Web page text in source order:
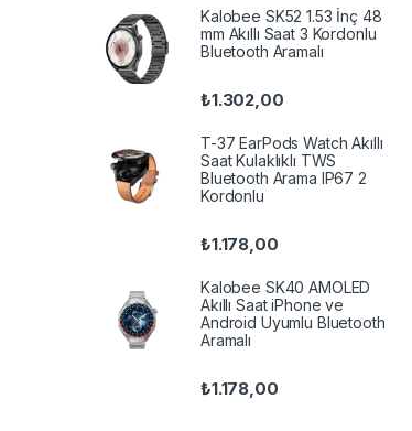
Kalobee SK52 1.53 İnç 48
mm Akıllı Saat 3 Kordonlu
Bluetooth Aramalı
₺1.302,00
T-37 EarPods Watch Akıllı
Saat Kulaklıklı TWS
Bluetooth Arama IP67 2
Kordonlu
₺1.178,00
Kalobee SK40 AMOLED
Akıllı Saat iPhone ve
Android Uyumlu Bluetooth
Aramalı
₺1.178,00